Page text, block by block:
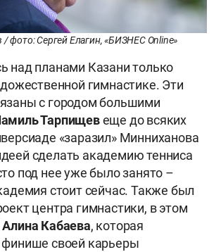
фото: Сергей Елагин, «БИЗНЕС Online»
над планами Казани только
гимнастике. Эти
с городом большими
Тарпищевеще до всяких
«заразил» Минниханова
сделать академию тенниса
под нее уже было занято –
стоит сейчас. Также был
центра гимнастики, в этом
Алина Кабаева, которая
финише своей карьеры